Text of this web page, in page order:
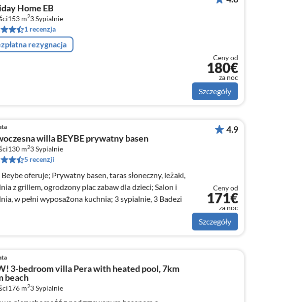
Home EB
153 m23Sypialnie
1 recenzja
rezygnacja
Ceny od
180€
za noc
Szczegóły
willa BEYBE prywatny basen
130 m23Sypialnie
5 recenzji
oferuje; Prywatny basen, taras słoneczny, leżaki,
z grillem, ogrodzony plac zabaw dla dzieci; Salon i
w pełni wyposażona kuchnia; 3 sypialnie, 3 Badezi
4.9
Ceny od
171€
za noc
Szczegóły
3-bedroom villa Pera with heated pool, 7km
beach
176 m23Sypialnie